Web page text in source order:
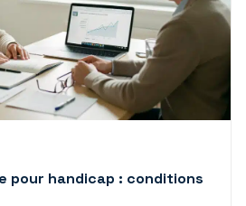
pour handicap : conditions